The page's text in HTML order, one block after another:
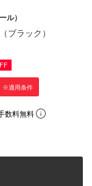
ル）
ブラック）
※適用条件
数料無料